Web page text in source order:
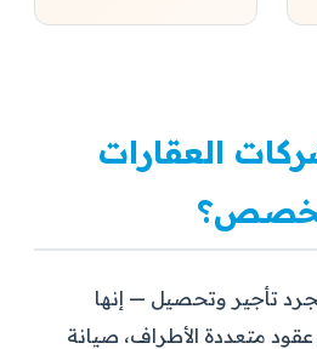
العقارات
تأجير وتحصيل — إنها
متعددة الأطراف، صيانة